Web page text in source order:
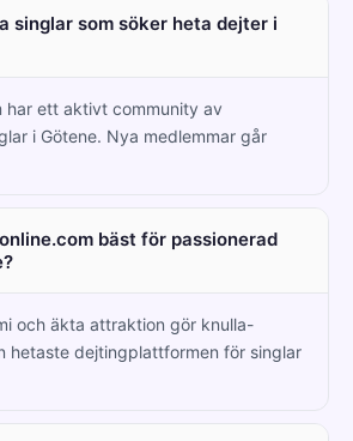
singlar som söker heta dejter i
har ett aktivt community av
i Götene. Nya medlemmar går
bäst för passionerad
och äkta attraktion gör knulla-
hetaste dejtingplattformen för singlar